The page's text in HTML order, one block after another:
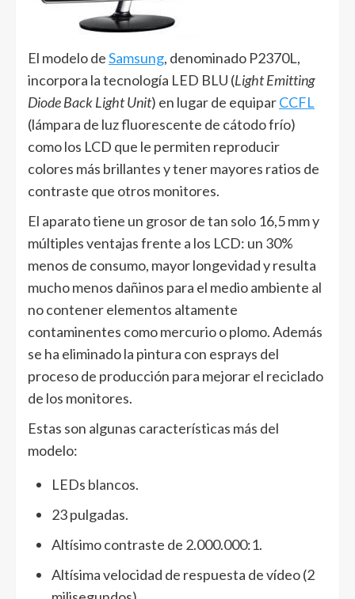
El modelo deSamsung, denominado P2370L,
incorpora la tecnología LED BLU (Light Emitting
Diode Back Light Unit) en lugar de equiparCCFL
(lámpara de luz fluorescente de cátodo frío)
como los LCD que le permiten reproducir
colores más brillantes y tener mayores ratios de
contraste que otros monitores.
El aparato tiene un grosor de tan solo 16,5 mm y
múltiples ventajas frente a los LCD: un 30%
menos de consumo, mayor longevidad y resulta
mucho menos dañinos para el medio ambiente al
no contener elementos altamente
contaminentes como mercurio o plomo. Además
se ha eliminado la pintura con esprays del
proceso de producción para mejorar el reciclado
de los monitores.
Estas son algunas características más del
modelo:
LEDs blancos.
23 pulgadas.
Altísimo contraste de 2.000.000:1.
Altísima velocidad de respuesta de vídeo (2